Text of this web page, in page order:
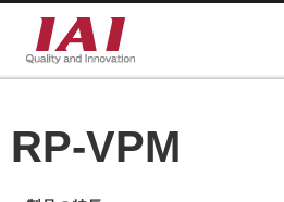
RP-VPM